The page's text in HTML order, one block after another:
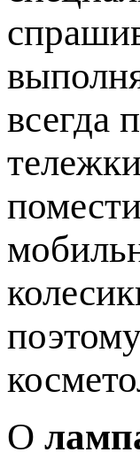
всегда
О